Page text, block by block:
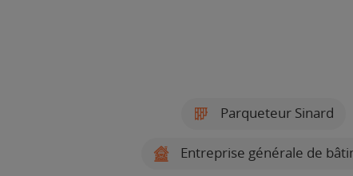
Parqueteur Sinard
Entreprise générale de